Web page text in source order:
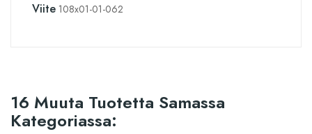
Viite 108x01-01-062
16 Muuta Tuotetta Samassa
Kategoriassa: